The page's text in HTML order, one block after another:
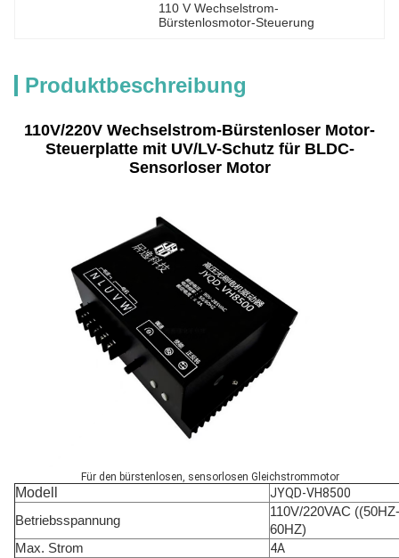
110 V Wechselstrom-
Bürstenlosmotor-Steuerung
Produktbeschreibung
110V/220V Wechselstrom-Bürstenloser Motor-
Steuerplatte mit UV/LV-Schutz für BLDC-
Sensorloser Motor
Für den bürstenlosen, sensorlosen Gleichstrommotor
Modell
JYQD-VH8500
Betriebsspannung
110V/220VAC ((50HZ-
60HZ)
Max. Strom
4A